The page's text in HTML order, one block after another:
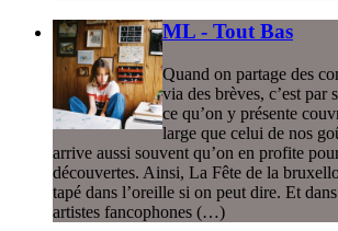
ML - Tout Bas
Quand on partage des
via des brèves, c’est par
ce qu’on y présente
large que celui de nos
arrive aussi souvent qu’on en profite
découvertes. Ainsi, La Fête de la
tapé dans l’oreille si on peut dire. Et
artistes fancophones (…)